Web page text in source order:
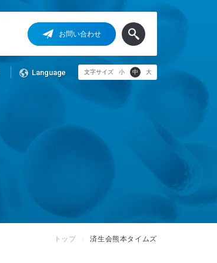
お問い合わせ
Language 文字サイズ 小 中 大
トップ 済生会熊本タイムズ